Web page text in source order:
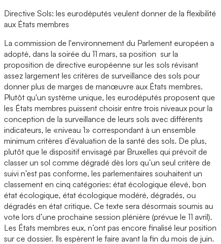
Directive Sols: les eurodéputés veulent donner de la flexibilité
aux États membres
La commission de l'environnement du Parlement européen a
adopté, dans la soirée du 11 mars, sa position sur la
proposition de directive européenne sur les sols révisant
assez largement les critères de surveillance des sols pour
donner plus de marges de manœuvre aux États membres.
Plutôt qu'un système unique, les eurodéputés proposent que
les États membres puissent choisir entre trois niveaux pour la
conception de la surveillance de leurs sols avec différents
indicateurs, le «niveau 1» correspondant à un ensemble
minimum critères d’évaluation de la santé des sols. De plus,
plutôt que le dispositif envisagé par Bruxelles qui prévoit de
classer un sol comme dégradé dès lors qu’un seul critère de
suivi n’est pas conforme, les parlementaires souhaitent un
classement en cinq catégories: état écologique élevé, bon
état écologique, état écologique modéré, dégradés, ou
dégradés en état critique. Ce texte sera désormais soumis au
vote lors d’une prochaine session plénière (prévue le 11 avril).
Les États membres eux, n’ont pas encore finalisé leur position
sur ce dossier. Ils espèrent le faire avant la fin du mois de juin.